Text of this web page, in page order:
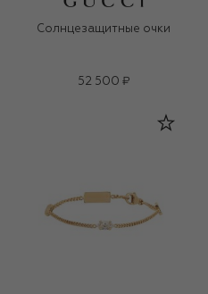
Солнцезащитные очки
52 500 ₽